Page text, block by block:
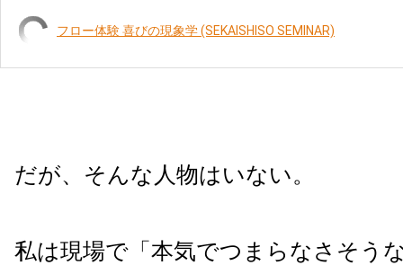
フロー体験 喜びの現象学 (SEKAISHISO SEMINAR)
だが、そんな人物はいない。
私は現場で「本気でつまらなさそう